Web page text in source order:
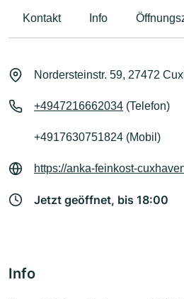
Kontakt Info
Nordersteinstr. 59, 27472
+4947216662034 (Telefon)
+4917630751824 (Mobil)
https://anka-feinkost-
Jetzt geöffnet, bis 18:00
Info